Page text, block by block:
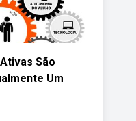
São
Um